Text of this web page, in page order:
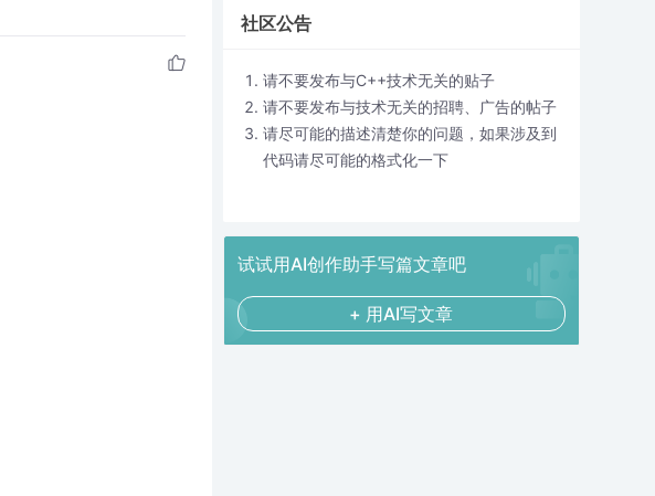
社区公告
请不要发布与C++技术无关的贴子
请不要发布与技术无关的招聘、广告的帖子
请尽可能的描述清楚你的问题，如果涉及到
代码请尽可能的格式化一下
试试用AI创作助手写篇文章吧
+ 用AI写文章